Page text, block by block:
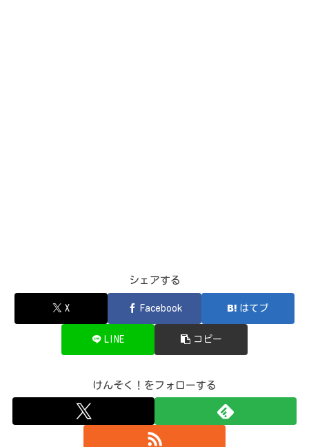
シェアする
X Facebook はてブ
LINE コピー
けんそく！をフォローする